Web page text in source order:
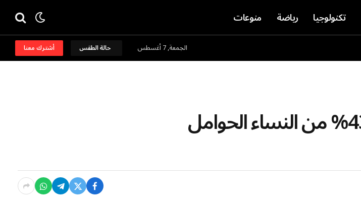
تكنولوجيا رياضة منوعات
الجمعة, 7 أغسطس حالة الطقس أشترك معنا
يوميات الجوع في غزة: 8 وفيات جديدة و43% من النساء الحوامل